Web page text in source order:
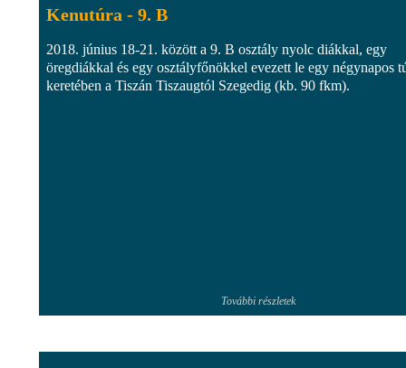
Kenutúra - 9. B
2018. június 18-21. között a 9. B osztály nyolc diákkal, egy
öregdiákkal és egy osztályfőnökkel evezett le egy négynapos
keretében a Tiszán Tiszaugtól Szegedig (kb. 90 fkm).
További részletek